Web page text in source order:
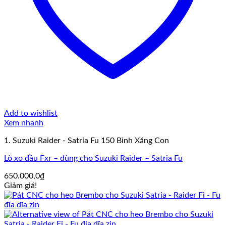
Add to wishlist
Xem nhanh
1. Suzuki Raider - Satria Fu 150 Bình Xăng Con
Lò xo đầu Fxr – dùng cho Suzuki Raider – Satria Fu
650.000,0₫
Giảm giá!